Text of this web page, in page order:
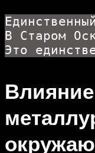
В Старом
Это